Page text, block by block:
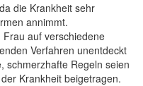
die Krankheit sehr
annimmt.
auf verschiedene
Verfahren unentdeckt
schmerzhafte Regeln seien
Krankheit beigetragen.